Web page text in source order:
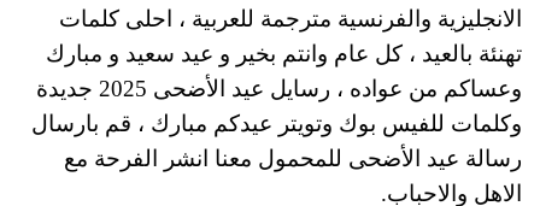
الانجليزية والفرنسية مترجمة للعربية ، احلى كلمات
تهنئة بالعيد ، كل عام وانتم بخير و عيد سعيد و مبارك
وعساكم من عواده ، رسايل عيد الأضحى 2025 جديدة
وكلمات للفيس بوك وتويتر عيدكم مبارك ، قم بارسال
رسالة عيد الأضحى للمحمول معنا انشر الفرحة مع
الاهل والاحباب.